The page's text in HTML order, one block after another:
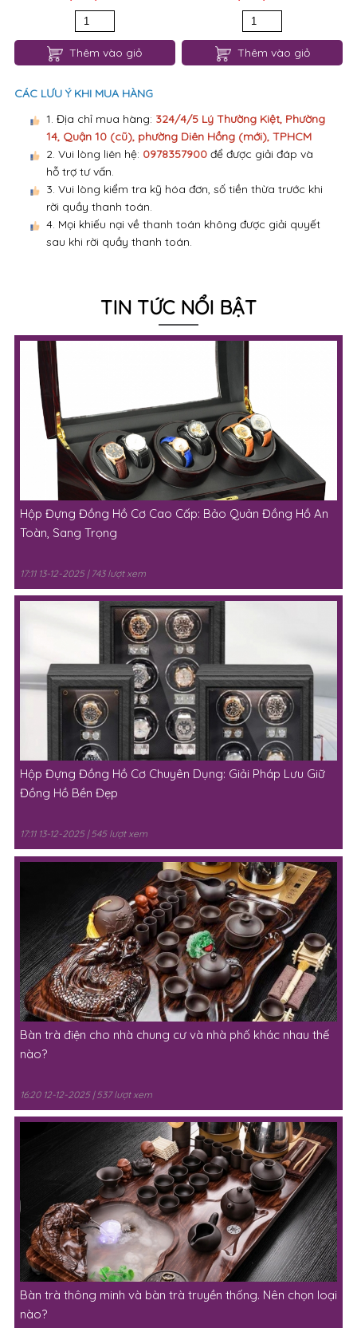
Thêm vào giỏ Thêm vào giỏ
CÁC LƯU Ý KHI MUA HÀNG
1. Địa chỉ mua hàng: 324/4/5 Lý Thường Kiệt, Phường
14, Quận 10 (cũ), phường Diên Hồng (mới), TPHCM
2. Vui lòng liên hệ: 0978357900để được giải đáp và
hỗ trợ tư vấn.
3. Vui lòng kiểm tra kỹ hóa đơn, số tiền thừa trước khi
rời quầy thanh toán.
4. Mọi khiếu nại về thanh toán không được giải quyết
sau khi rời quầy thanh toán.
TIN TỨC NỔI BẬT
Hộp Đựng Đồng Hồ Cơ Cao Cấp: Bảo Quản Đồng Hồ An
Toàn, Sang Trọng
17:11 13-12-2025 | 743 lượt xem
Hộp Đựng Đồng Hồ Cơ Chuyên Dụng: Giải Pháp Lưu Giữ
Đồng Hồ Bền Đẹp
17:11 13-12-2025 | 545 lượt xem
Bàn trà điện cho nhà chung cư và nhà phố khác nhau thế
nào?
16:20 12-12-2025 | 537 lượt xem
Bàn trà thông minh và bàn trà truyền thống. Nên chọn loại
nào?